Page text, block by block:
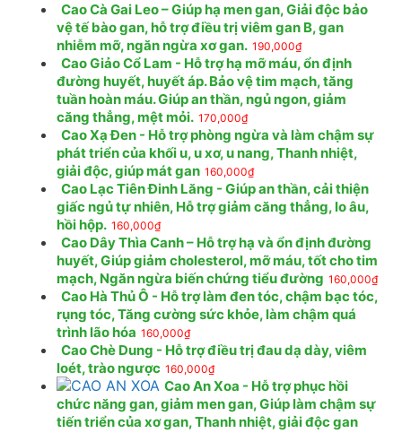
Cao Cà Gai Leo – Giúp hạ men gan, Giải độc bảo
vệ tế bào gan, hỗ trợ điều trị viêm gan B, gan
nhiễm mỡ, ngăn ngừa xơ gan. 190,000₫
Cao Giảo Cổ Lam - Hỗ trợ hạ mỡ máu, ổn định
đường huyết, huyết áp. Bảo vệ tim mạch, tăng
tuần hoàn máu. Giúp an thần, ngủ ngon, giảm
căng thẳng, mệt mỏi. 170,000₫
Cao Xạ Đen - Hỗ trợ phòng ngừa và làm chậm sự
phát triển của khối u, u xơ, u nang, Thanh nhiệt,
giải độc, giúp mát gan 160,000₫
Cao Lạc Tiên Đinh Lăng - Giúp an thần, cải thiện
giấc ngủ tự nhiên, Hỗ trợ giảm căng thẳng, lo âu,
hồi hộp. 160,000₫
Cao Dây Thìa Canh – Hỗ trợ hạ và ổn định đường
huyết, Giúp giảm cholesterol, mỡ máu, tốt cho tim
mạch, Ngăn ngừa biến chứng tiểu đường 160,000₫
Cao Hà Thủ Ô - Hỗ trợ làm đen tóc, chậm bạc tóc,
rụng tóc, Tăng cường sức khỏe, làm chậm quá
trình lão hóa 160,000₫
Cao Chè Dung - Hỗ trợ điều trị đau dạ dày, viêm
loét, trào ngược 160,000₫
Cao An Xoa - Hỗ trợ phục hồi
chức năng gan, giảm men gan, Giúp làm chậm sự
tiến triển của xơ gan, Thanh nhiệt, giải độc gan